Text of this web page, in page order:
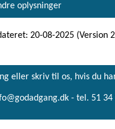
oplysninger
20-08-2025 (Version
eller skriv til os, hvis du
- tel. 51 34